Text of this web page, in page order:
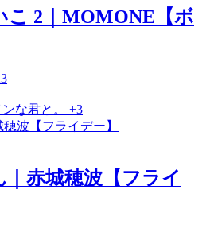
こ 2｜MOMONE【ボ
な君と。 +3
｜赤城穂波【フライ